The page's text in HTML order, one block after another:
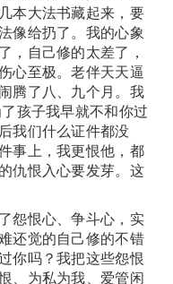
本大法书藏起来，要
像给扔了。我的心象
，自己修的太差了，
心至极。老伴天天逼
腾了八、九个月。我
孩子我早就不和你过
我们什么证件都没
事上，我更恨他，都
仇恨入心要发芽。这
怨恨心、争斗心，实
还觉的自己修的不错
你吗？我把这些怨恨
、为私为我、爱管闲